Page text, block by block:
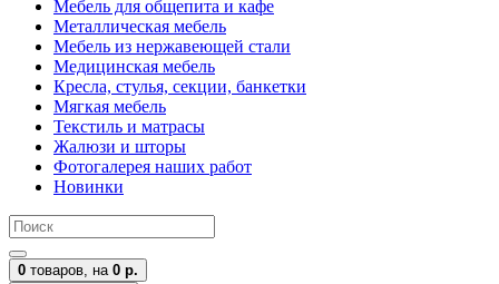
Мебель для общепита и кафе
Металлическая мебель
Мебель из нержавеющей стали
Медицинская мебель
Кресла, стулья, секции, банкетки
Мягкая мебель
Текстиль и матрасы
Жалюзи и шторы
Фотогалерея наших работ
Новинки
0 товаров, на 0 р.